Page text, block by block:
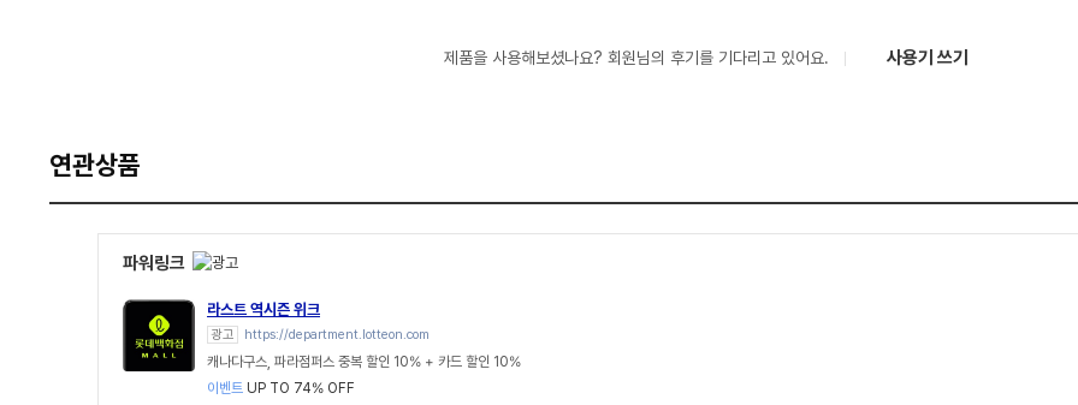
제품을 사용해보셨나요? 회원님의 후기를 기다리고 있어요. 사용기 쓰기
연관상품
파워링크
라스트 역시즌 위크
광고 https://department.lotteon.com
캐나다구스, 파라점퍼스 중복 할인 10% + 카드 할인 10%
이벤트 UP TO 74% OFF